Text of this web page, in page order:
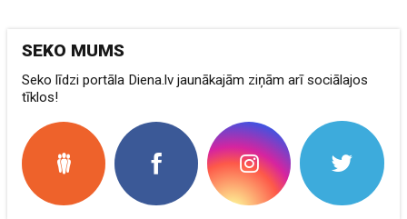
SEKO MUMS
Seko līdzi portāla Diena.lv jaunākajām ziņām arī sociālajos
tīklos!